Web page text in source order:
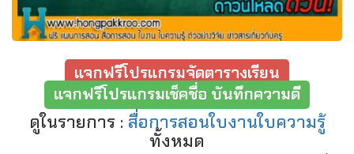
แจกฟรีโปรแกรมจัดตารางเรียน
แจกฟรีโปรแกรมเช็คชื่อ บันทึกความดี
ดูในรายการ : สื่อการสอนใบงานใบความรู้
ทั้งหมด